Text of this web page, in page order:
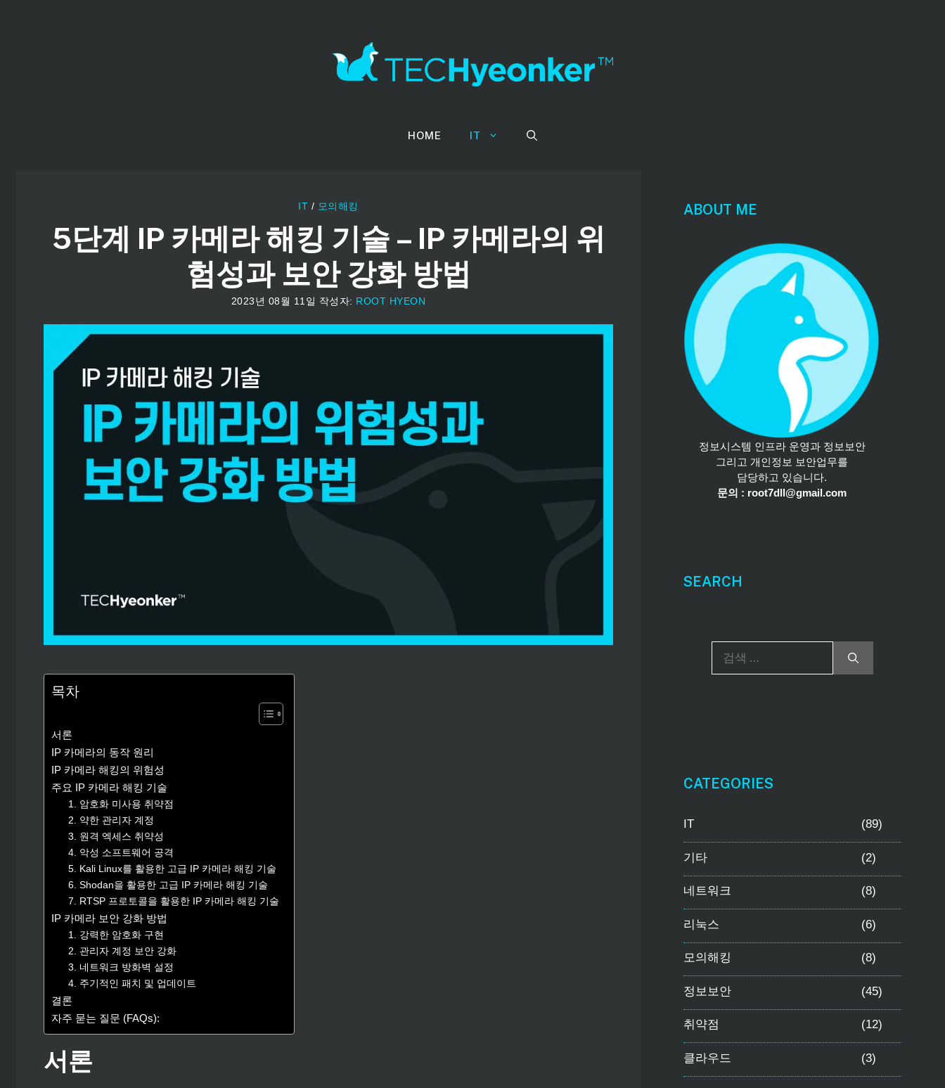
HOME IT
IT / 모의해킹
5단계 IP 카메라 해킹 기술 – IP 카메라의 위
험성과 보안 강화 방법
2023년 08월 11일 작성자: ROOT HYEON
목차
서론
IP 카메라의 동작 원리
IP 카메라 해킹의 위험성
주요 IP 카메라 해킹 기술
1. 암호화 미사용 취약점
2. 약한 관리자 계정
3. 원격 엑세스 취약성
4. 악성 소프트웨어 공격
5. Kali Linux를 활용한 고급 IP 카메라 해킹 기술
6. Shodan을 활용한 고급 IP 카메라 해킹 기술
7. RTSP 프로토콜을 활용한 IP 카메라 해킹 기술
IP 카메라 보안 강화 방법
1. 강력한 암호화 구현
2. 관리자 계정 보안 강화
3. 네트워크 방화벽 설정
4. 주기적인 패치 및 업데이트
결론
자주 묻는 질문 (FAQs):
서론
ABOUT ME
정보시스템 인프라 운영과 정보보안
그리고 개인정보 보안업무를
담당하고 있습니다.
문의 : root7dll@gmail.com
SEARCH
CATEGORIES
IT (89)
기타 (2)
네트워크 (8)
리눅스 (6)
모의해킹 (8)
정보보안 (45)
취약점 (12)
클라우드 (3)